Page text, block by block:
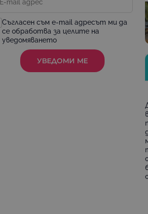
Съгласен съм e-mail адресът ми да
се обработва за целите на
уведомяването
УВЕДОМИ МЕ